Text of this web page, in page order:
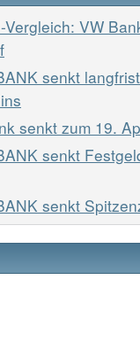
Vergleich: VW
senkt
senkt zum 19.
senkt
senkt